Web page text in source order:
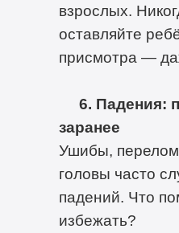
взрослых.
оставляйте
присмотра —
6. Падения:
заранее
Ушибы,
головы часто
падений. Что
избежать?